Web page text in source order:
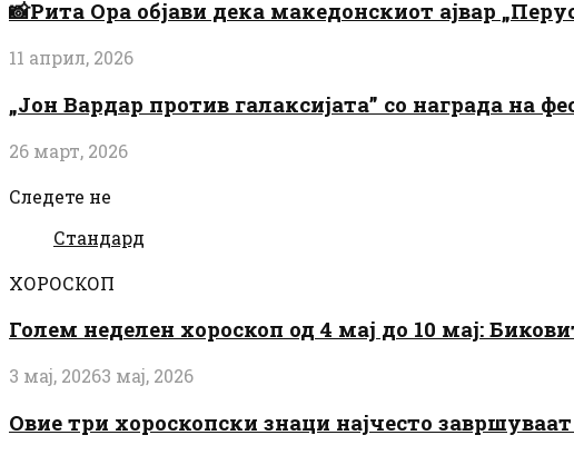
📸Рита Ора објави дека македонскиот ајвар
11 април, 2026
„Јон Вардар против галаксијата” со награда на
26 март, 2026
Следете не
Стандард
ХОРОСКОП
Голем неделен хороскоп од 4 мај до 10 мај:
3 мај, 20263 мај, 2026
Овие три хороскопски знаци најчесто